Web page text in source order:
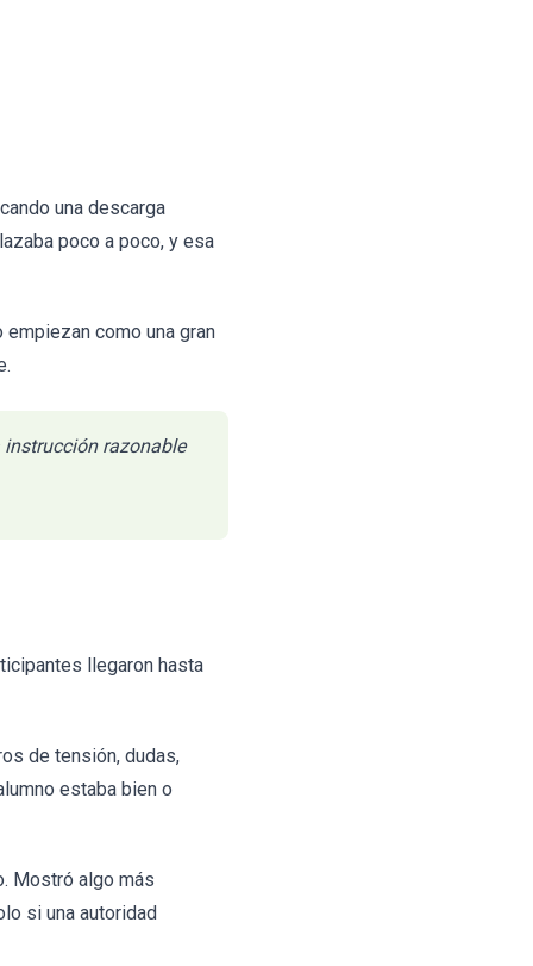
una descarga
poco a poco, y esa
como una gran
instrucción razonable
llegaron hasta
de tensión, dudas,
estaba bien o
Mostró algo más
si una autoridad